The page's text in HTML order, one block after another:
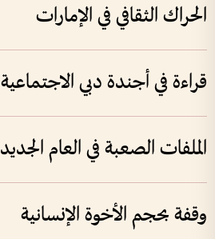
الحراك الثقافي في الإمارات
قراءة في أجندة دبي الاجتماعية
الملفات الصعبة في العام الجديد
وقفة بحجم الأخوة الإنسانية